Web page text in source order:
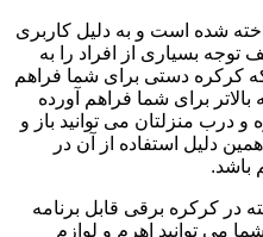
شده است و به دلیل کاربری
بسیاری از افراد را به
کرکره دستی برای شما فراهم
برای شما فراهم آورده
درب منزلتان می توانید باز و
دلیل استفاده از آن در
باشد.
در کرکره برقی قابل برنامه
می توانید اهرم و لوازم